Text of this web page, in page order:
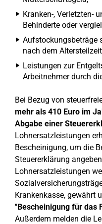
Kranken-, Verletzten-
Behinderte oder
Aufstockungsbeträge
nach dem
Leistungen zur
Arbeitnehmer durch
Bei Bezug von
mehr als 410 Euro im
Abgabe einer
Lohnersatzleistungen
Bescheinigung, um die
Steuererklärung
Lohnersatzleistungen
Krankenkasse, gewährt
"Bescheinigung für das
Außerdem melden die